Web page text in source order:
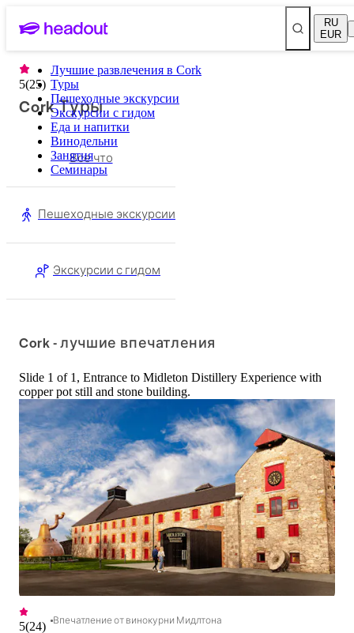
RU
EUR
Лучшие развлечения в Cork
Туры
Пешеходные экскурсии
Экскурсии с гидом
Еда и напитки
Винодельни
Занятия
Семинары
5(25)
Cork Туры
Все что
Пешеходные экскурсии
Экскурсии с гидом
Cork - лучшие впечатления
Slide 1 of 1, Entrance to Midleton Distillery Experience with
copper pot still and stone building.
5(24) Впечатление от винокурни Мидлтона